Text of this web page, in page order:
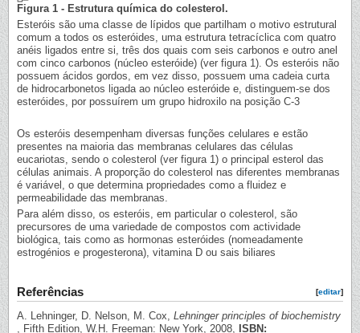
Figura 1 - Estrutura química do colesterol.
Esteróis são uma classe de lípidos que partilham o motivo estrutural
comum a todos os esteróides, uma estrutura tetracíclica com quatro
anéis ligados entre si, três dos quais com seis carbonos e outro anel
com cinco carbonos (núcleo esteróide) (ver figura 1). Os esteróis não
possuem ácidos gordos, em vez disso, possuem uma cadeia curta
de hidrocarbonetos ligada ao núcleo esteróide e, distinguem-se dos
esteróides, por possuírem um grupo hidroxilo na posição C-3
Os esteróis desempenham diversas funções celulares e estão
presentes na maioria das membranas celulares das células
eucariotas, sendo o colesterol (ver figura 1) o principal esterol das
células animais. A proporção do colesterol nas diferentes membranas
é variável, o que determina propriedades como a fluidez e
permeabilidade das membranas.
Para além disso, os esteróis, em particular o colesterol, são
precursores de uma variedade de compostos com actividade
biológica, tais como as hormonas esteróides (nomeadamente
estrogénios e progesterona), vitamina D ou sais biliares
[editar]
Referências
A. Lehninger, D. Nelson, M. Cox, Lehninger principles of biochemistry
, Fifth Edition, W.H. Freeman: New York, 2008, ISBN: